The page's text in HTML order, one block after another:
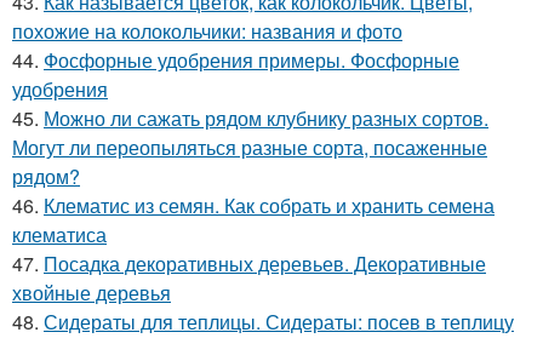
похожие на колокольчики: названия и фото
44. Фосфорные удобрения примеры. Фосфорные
удобрения
45. Можно ли сажать рядом клубнику разных сортов.
Могут ли переопыляться разные сорта, посаженные
рядом?
46. Клематис из семян. Как собрать и хранить семена
клематиса
47. Посадка декоративных деревьев. Декоративные
хвойные деревья
48. Сидераты для теплицы. Сидераты: посев в теплицу